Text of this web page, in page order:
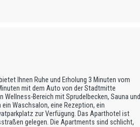
Ihnen Ruhe und Erholung 3 Minuten vom
mit dem Auto von der Stadtmitte
Bereich mit Sprudelbecken, Sauna und
Waschsalon, eine Rezeption, ein
zur Verfügung. Das Aparthotel ist
gelegen. Die Apartments sind schlicht,